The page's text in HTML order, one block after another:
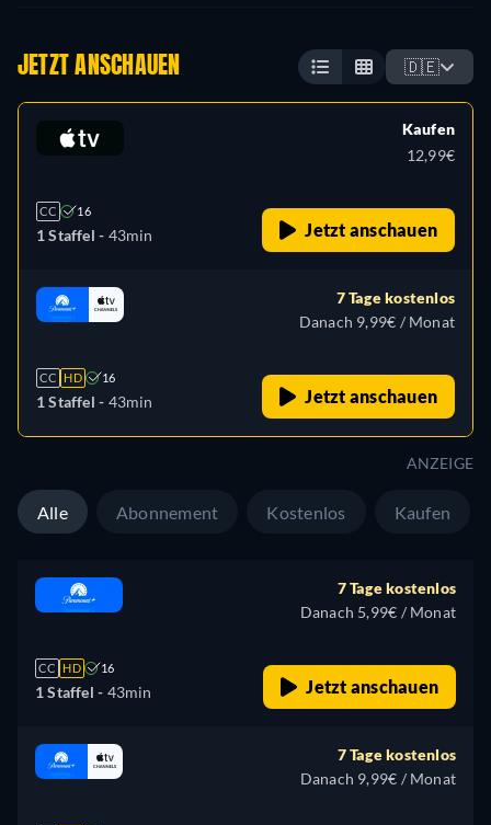
JETZT ANSCHAUEN 🇩🇪
CC 16
1 Staffel - 43min
Kaufen
12,99€
Jetzt anschauen
CC HD 16
1 Staffel - 43min
7 Tage kostenlos
Danach 9,99€ / Monat
Jetzt anschauen
ANZEIGE
Alle Abonnement Kostenlos Kaufen
CC HD 16
1 Staffel - 43min
7 Tage kostenlos
Danach 5,99€ / Monat
Jetzt anschauen
7 Tage kostenlos
Danach 9,99€ / Monat